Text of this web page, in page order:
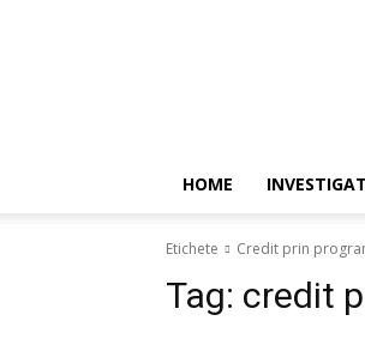
HOME
Etichete Credit prin
Tag: credit